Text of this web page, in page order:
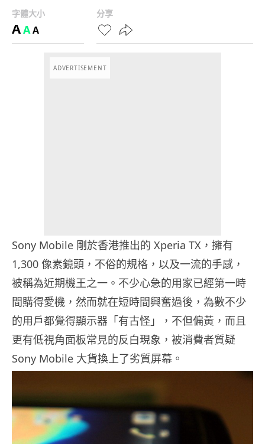
字體大小
AAA
分享
ADVERTISEMENT
Sony Mobile 剛於香港推出的 Xperia TX，擁有
1,300 像素鏡頭，不俗的規格，以及一流的手感，
被稱為近期機王之一。不少心急的用家已經第一時
間購得愛機，然而就在短時間興奮過後，為數不少
的用戶都覺得顯示器「有古怪」，不但偏黃，而且
更有低視角面板常見的反白現象，被消費者質疑
Sony Mobile 大貨換上了劣質屏幕。